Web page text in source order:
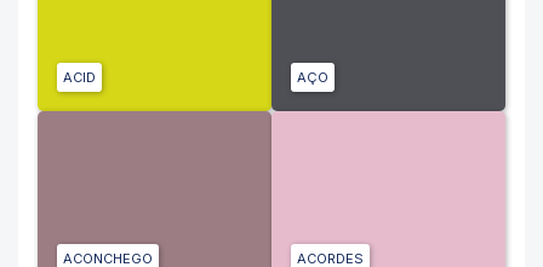
ACID AÇO
ACONCHEGO ACORDES